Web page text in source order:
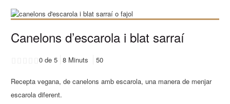
Canelons d’escarola i blat sarraí
0 de 5 8 Minuts 50
Recepta vegana, de canelons amb escarola, una manera de menjar
escarola diferent.